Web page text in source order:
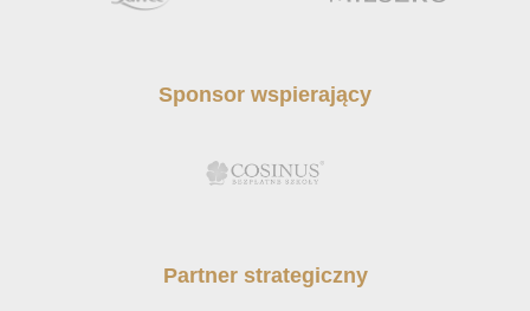
Sponsor wspierający
Partner strategiczny